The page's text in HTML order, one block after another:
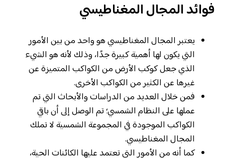
فوائد المجال المغناطيسي
يعتبر المجال المغناطيسي هو واحد من بين الأمور
التي يكون لها أهمية كبيرة جدًا، وذلك لأنه هو الشيء
الذي جعل كوكب الأرض من الكواكب المتميزة عن
غيرها عن الكثير من الكواكب الأخرى.
فمن خلال العديد من الدراسات والأبحاث التي تم
عملها على النظام الشمسي؛ تم الوصل إلى أن باقي
الكواكب الموجودة في المجموعة الشمسية لا تملك
المجال المغناطيسي.
كما أنه من الأمور التي تعتمد عليها الكائنات الحية،